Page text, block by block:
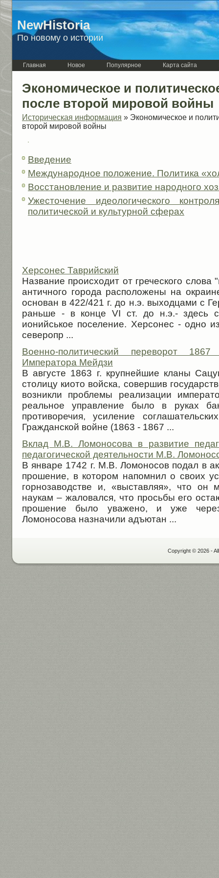
NewHistoria
По новому о истории
Главная Новое Популярное Карта сайта
Экономическое и
после второй мировой войны
Историческая информация » Экономическое и
второй мировой войны
Введение
Международное положение. Политика
Восстановление и развитие народного
Ужесточение идеологического
политической и культурной сферах
Херсонес Таврийский
Название происходит от греческого слова
античного города расположены на
основан в 422/421 г. до н.э. выходцами с
раньше - в конце VI ст. до н.э.- здесь
ионийськое поселение. Херсонес - одно
северопр ...
Военно-политический переворот
Императора Мейдзи
В августе 1863 г. крупнейшие кланы
столицу киото войска, совершив
возникли проблемы реализации
реальное управление было в руках
противоречия, усиление
Гражданской войне (1863 - 1867 ...
Вклад М.В. Ломоносова в развитие
педагогической деятельности М.В.
В январе 1742 г. М.В. Ломоносов подал в
прошение, в котором напомнил о своих
горнозаводстве и, «выставляя», что он
наукам – жаловался, что просьбы его
прошение было уважено, и уже
Ломоносова назначили адъютан ...
Copyright © 2026 -